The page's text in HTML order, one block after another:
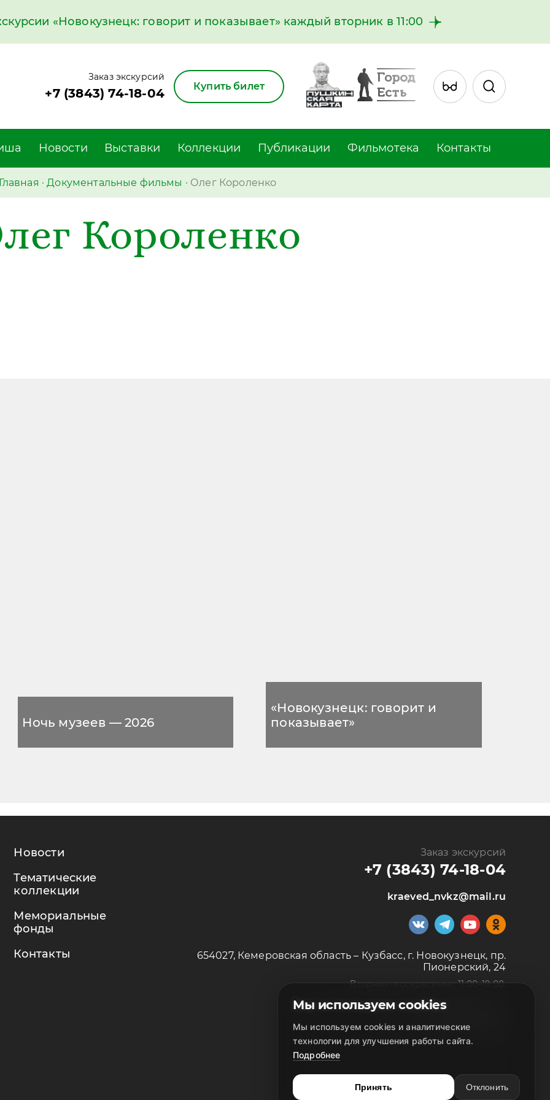
«Новокузнецк: говорит и показывает» каждый вторник в 11:00
Заказ экскурсий
+7 (3843) 74-18-04 Купить билет
Новости Выставки Коллекции Публикации Фильмотека Контакты
Главная ·Документальные фильмы · Олег Короленко
Короленко
Ночь музеев — 2026
«Новокузнецк: говорит и
показывает»
Мы используем cookies
Мы используем cookies и аналитические
технологии для улучшения работы сайта.
Подробнее
Принять Отклонить
Новости
Тематические
коллекции
Мемориальные
фонды
Контакты
Заказ экскурсий
+7 (3843) 74-18-04
kraeved_nvkz@mail.ru
654027, Кемеровская область – Кузбасс, г. Новокузнецк, пр.
Пионерский, 24
Вторник–воскресенье: 11:00–19:00.
Последняя пятница месяца: санитарный день.
Вторник–суббота: 10:00–18:00